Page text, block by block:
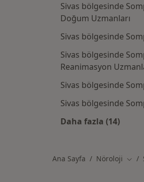
Sivas bölgesinde
Doğum Uzmanları
Sivas bölgesinde
Sivas bölgesinde
Reanimasyon
Sivas bölgesinde
Sivas bölgesinde
Daha fazla (14)
Ana Sayfa Nöroloji